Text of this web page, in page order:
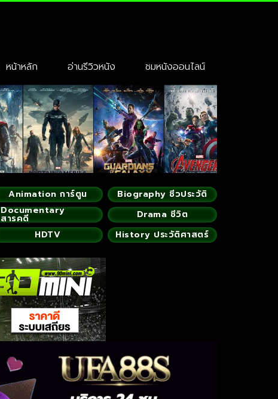
หน้าหลัก อ่านรีวิวหนัง ชมหนังออนไลน์
Animation การ์ตูน
Biography ชีวประวัติ
Documentary
สารคดี
Drama ชีวิต
HDTV History ประวัติศาสตร์